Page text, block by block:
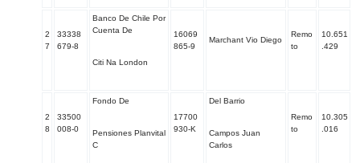
2
7
33338
679-8
Banco De Chile Por
Cuenta De
Citi Na London
16069
865-9
Marchant Vio Diego
Remo
to
10.651
.429
2
8
33500
008-0
Fondo De
Pensiones Planvital
C
17700
930-K
Del Barrio
Campos Juan
Carlos
Remo
to
10.305
.016